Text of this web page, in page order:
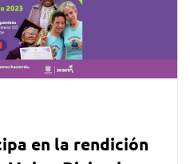
en la rendición